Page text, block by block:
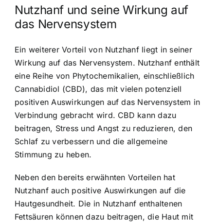
Nutzhanf und seine Wirkung auf
das Nervensystem
Ein weiterer Vorteil von Nutzhanf liegt in seiner
Wirkung auf das Nervensystem. Nutzhanf enthält
eine Reihe von Phytochemikalien, einschließlich
Cannabidiol (CBD), das mit vielen potenziell
positiven Auswirkungen auf das Nervensystem in
Verbindung gebracht wird. CBD kann dazu
beitragen, Stress und Angst zu reduzieren, den
Schlaf zu verbessern und die allgemeine
Stimmung zu heben.
Neben den bereits erwähnten Vorteilen hat
Nutzhanf auch positive Auswirkungen auf die
Hautgesundheit. Die in Nutzhanf enthaltenen
Fettsäuren können dazu beitragen, die Haut mit